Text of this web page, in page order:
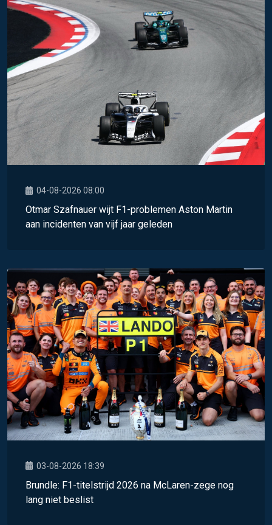
04-08-2026 08:00
Otmar Szafnauer wijt F1-problemen Aston Martin
aan incidenten van vijf jaar geleden
03-08-2026 18:39
Brundle: F1-titelstrijd 2026 na McLaren-zege nog
lang niet beslist